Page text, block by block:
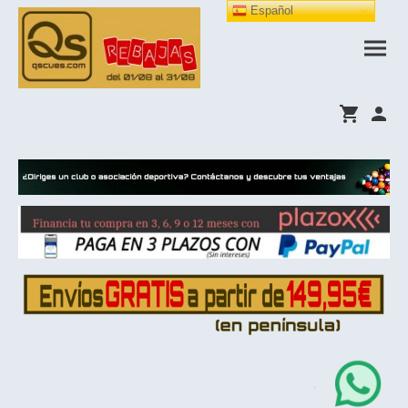
Español